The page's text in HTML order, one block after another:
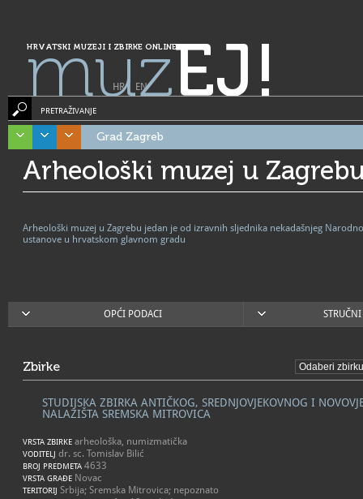
HRVATSKI MUZEJI I ZBIRKE ONLINE
muzEJ!
HR| EN
PRETRAŽIVANJE
Grad Zagreb
Arheološki muzej u
Arheološki muzej u Zagrebu jedan je od izravnih sljednika nekadašnjeg
ustanove u hrvatskom glavnom gradu
OPĆI PODACI
Zbirke
STUDIJSKA ZBIRKA ANTIČKOG, SREDNJOVJEKOVNOG I
NALAZIŠTA SREMSKA MITROVICA
VRSTA ZBIRKE arheološka, numizmatička
VODITELJ dr. sc. Tomislav Bilić
BROJ PREDMETA 4633
VRSTA GRAĐE Novac
TERITORIJ Srbija; Sremska Mitrovica; nepoznato